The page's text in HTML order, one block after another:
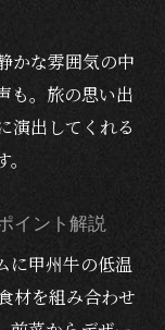
ナーの楽し
特別なディ
かな雰囲気の中
も。旅の思い出
演出してくれる
イント解説
に甲州牛の低温
材を組み合わせ